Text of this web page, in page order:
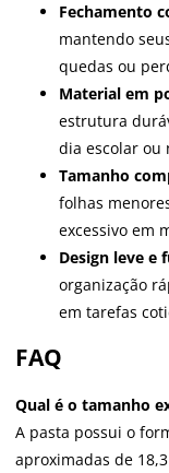
Fechamento
mantendo
quedas ou
Material em
estrutura
dia escolar ou
Tamanho
folhas
excessivo em
Design leve e
organização
em tarefas
FAQ
Qual é o tamanho
A pasta possui o
aproximadas de